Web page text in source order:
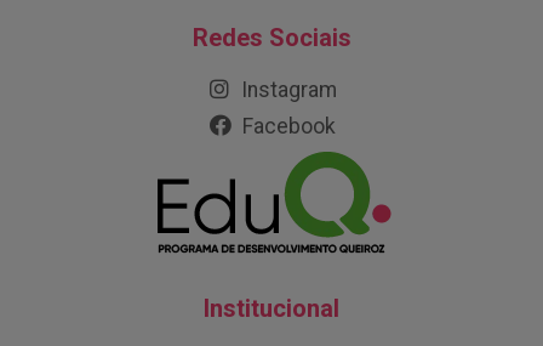
Redes Sociais
Instagram
Facebook
Institucional